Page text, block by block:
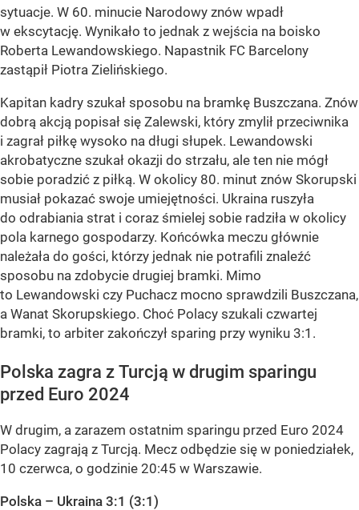
sytuacje. W 60. minucie Narodowy znów wpadł
w ekscytację. Wynikało to jednak z wejścia na boisko
Roberta Lewandowskiego. Napastnik FC Barcelony
zastąpił Piotra Zielińskiego.
Kapitan kadry szukał sposobu na bramkę Buszczana. Znów
dobrą akcją popisał się Zalewski, który zmylił przeciwnika
i zagrał piłkę wysoko na długi słupek. Lewandowski
akrobatyczne szukał okazji do strzału, ale ten nie mógł
sobie poradzić z piłką. W okolicy 80. minut znów Skorupski
musiał pokazać swoje umiejętności. Ukraina ruszyła
do odrabiania strat i coraz śmielej sobie radziła w okolicy
pola karnego gospodarzy. Końcówka meczu głównie
należała do gości, którzy jednak nie potrafili znaleźć
sposobu na zdobycie drugiej bramki. Mimo
to Lewandowski czy Puchacz mocno sprawdzili Buszczana,
a Wanat Skorupskiego. Choć Polacy szukali czwartej
bramki, to arbiter zakończył sparing przy wyniku 3:1.
Polska zagra z Turcją w drugim sparingu
przed Euro 2024
W drugim, a zarazem ostatnim sparingu przed Euro 2024
Polacy zagrają z Turcją. Mecz odbędzie się w poniedziałek,
10 czerwca, o godzinie 20:45 w Warszawie.
Polska – Ukraina 3:1 (3:1)